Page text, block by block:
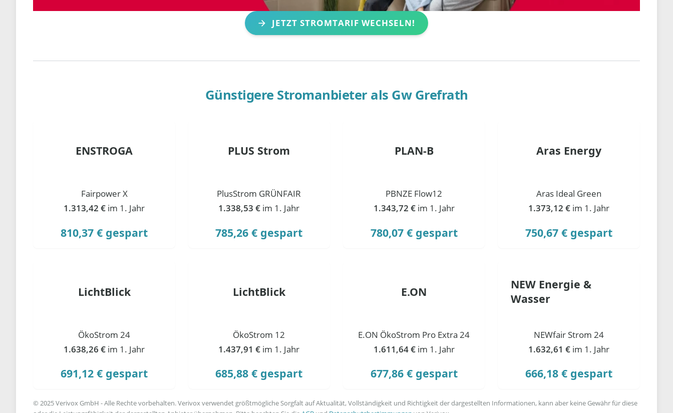
JETZT STROMTARIF WECHSELN!
Günstigere Stromanbieter als Gw Grefrath
ENSTROGA
Fairpower X
1.313,42 € im 1. Jahr
810,37 € gespart
PLUS Strom
PlusStrom GRÜNFAIR
1.338,53 € im 1. Jahr
785,26 € gespart
PLAN-B
PBNZE Flow12
1.343,72 € im 1. Jahr
780,07 € gespart
Aras Energy
Aras Ideal Green
1.373,12 € im 1. Jahr
750,67 € gespart
LichtBlick
ÖkoStrom 24
1.638,26 € im 1. Jahr
691,12 € gespart
LichtBlick
ÖkoStrom 12
1.437,91 € im 1. Jahr
685,88 € gespart
E.ON
E.ON ÖkoStrom Pro Extra 24
1.611,64 € im 1. Jahr
677,86 € gespart
NEW Energie &
Wasser
NEWfair Strom 24
1.632,61 € im 1. Jahr
666,18 € gespart
© 2025 Verivox GmbH - Alle Rechte vorbehalten. Verivox verwendet größtmögliche Sorgfalt auf Aktualität, Vollständigkeit und Richtigkeit der dargestellten Informationen, kann aber keine Gewähr für diese